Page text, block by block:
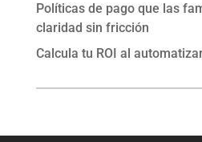
Políticas de pago que las
claridad sin fricción
Calcula tu ROI al